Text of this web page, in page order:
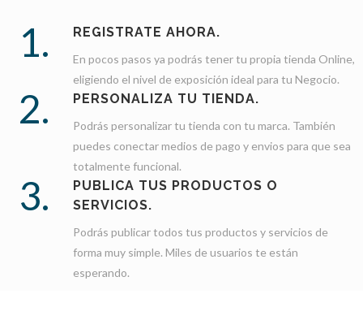
1. REGISTRATE AHORA.
En pocos pasos ya podrás tener tu propia tienda Online,
eligiendo el nivel de exposición ideal para tu Negocio.
2. PERSONALIZA TU TIENDA.
Podrás personalizar tu tienda con tu marca. También
puedes conectar medios de pago y envios para que sea
totalmente funcional.
3.
PUBLICA TUS PRODUCTOS O
SERVICIOS.
Podrás publicar todos tus productos y servicios de
forma muy simple. Miles de usuarios te están
esperando.